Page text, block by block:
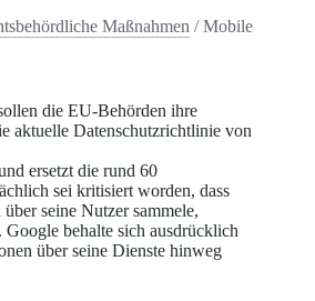
Maßnahmen /Mobile
die EU-Behörden ihre
aktuelle Datenschutzrichtlinie von
ersetzt die rund 60
sei kritisiert worden, dass
seine Nutzer sammele,
behalte sich ausdrücklich
über seine Dienste hinweg